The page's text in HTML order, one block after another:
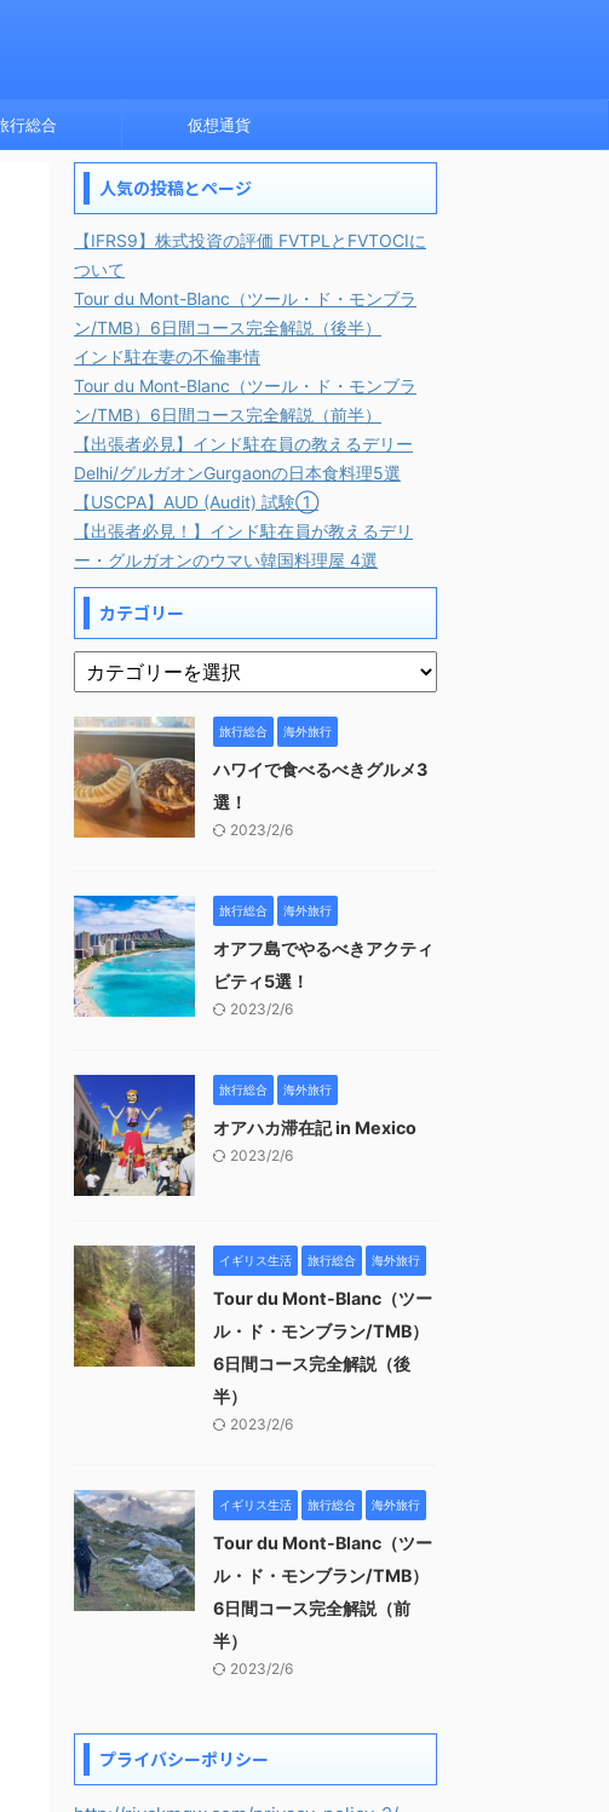
行総合 仮想通貨
人気の投稿とページ
【IFRS9】株式投資の評価 FVTPLとFVTOCIに
ついて
Tour du Mont-Blanc（ツール・ド・モンブラ
ン/TMB）6日間コース完全解説（後半）
インド駐在妻の不倫事情
Tour du Mont-Blanc（ツール・ド・モンブラ
ン/TMB）6日間コース完全解説（前半）
【出張者必見】インド駐在員の教えるデリー
Delhi/グルガオンGurgaonの日本食料理5選
【USCPA】AUD (Audit) 試験①
【出張者必見！】インド駐在員が教えるデリ
ー・グルガオンのウマい韓国料理屋 4選
カテゴリー
旅行総合 海外旅行
ハワイで食べるべきグルメ3
選！
2023/2/6
旅行総合 海外旅行
オアフ島でやるべきアクティ
ビティ5選！
2023/2/6
旅行総合 海外旅行
オアハカ滞在記 in Mexico
2023/2/6
イギリス生活 旅行総合 海外旅行
Tour du Mont-Blanc（ツー
ル・ド・モンブラン/TMB）
6日間コース完全解説（後
半）
2023/2/6
イギリス生活 旅行総合 海外旅行
Tour du Mont-Blanc（ツー
ル・ド・モンブラン/TMB）
6日間コース完全解説（前
半）
2023/2/6
プライバシーポリシー